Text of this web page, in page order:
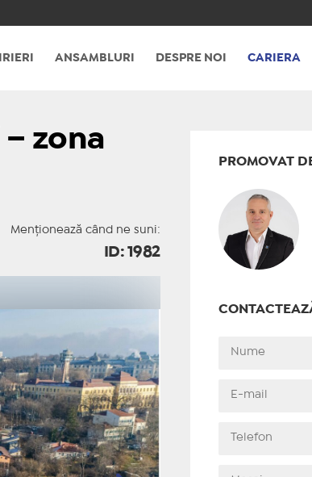
ANSAMBLURI DESPRE NOI CARIERA
– zona
Menționează când ne suni:
ID: 1982
PROMOVAT